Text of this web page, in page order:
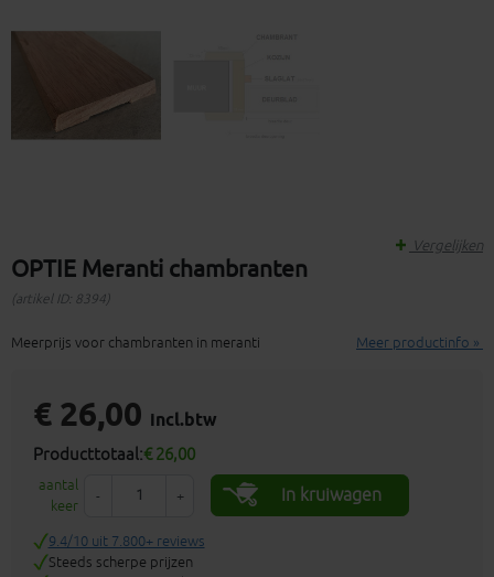
OPTIE Meranti chambranten
(artikel ID: 8394)
Vergelijken
Meerprijs voor chambranten in meranti Meer productinfo »
€ 26,00 incl.btw
Producttotaal:€ 26,00
aantal
keer
- + In kruiwagen
9.4/10 uit 7.800+ reviews
Steeds scherpe prijzen